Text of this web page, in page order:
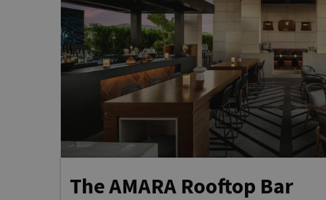
The AMARA Rooftop Bar